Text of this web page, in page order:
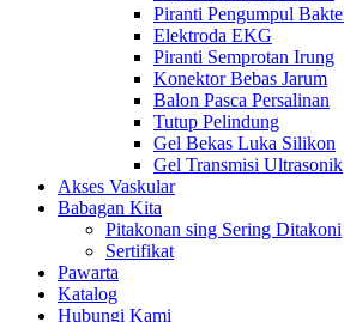
Piranti Pengumpul
Elektroda EKG
Piranti Semprotan Irung
Konektor Bebas Jarum
Balon Pasca Persalinan
Tutup Pelindung
Gel Bekas Luka Silikon
Gel Transmisi Ultrasonik
Akses Vaskular
Babagan Kita
Pitakonan sing Sering Ditakoni
Sertifikat
Pawarta
Katalog
Hubungi Kami